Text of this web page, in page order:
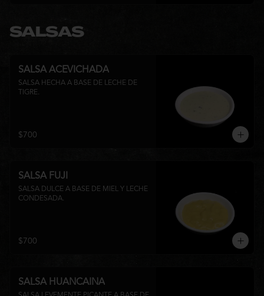
SALSAS
SALSA ACEVICHADA
SALSA HECHA A BASE DE LECHE DE
TIGRE.
$700
SALSA FUJI
SALSA DULCE A BASE DE MIEL Y LECHE
CONDESADA.
$700
SALSA HUANCAINA